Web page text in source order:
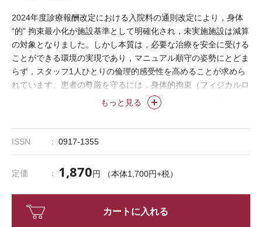
もっと見る
2024年度診療報酬改定における入院料の通則改定により，身体
“的” 拘束最小化が施設基準として明確化され，未実施施設は減算
の対象となりました。しかし本質は，必要な治療を安全に受ける
ことができる環境の実現であり，マニュアル順守の姿勢にとどま
らず，スタッフ1人ひとりの倫理的感受性を高めることが求めら
れています。患者の尊厳を守るには，身体的拘束（フィジカルロ
ック）だけでなく，スピーチロックやドラッグロックを含む「身
体拘束」にもアンテナを張り，学んでおきたいところです。
日常的問いかけによる組織文化醸成のプロセス，看護管理者にと
ISSN 0917-1355
定価 1,870円 （本体1,700円+税）
カートに入れる